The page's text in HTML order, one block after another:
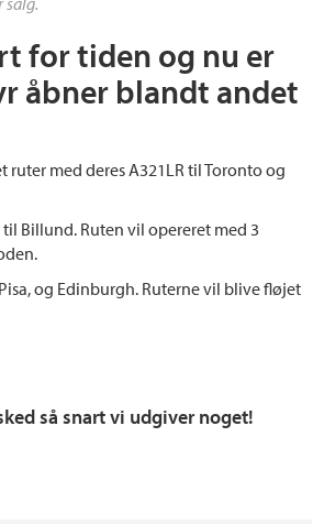
for tiden og nu er
åbner blandt andet
med deres A321LR til Toronto og
Billund. Ruten vil opereret med 3
og Edinburgh. Ruterne vil blive fløjet
så snart vi udgiver noget!